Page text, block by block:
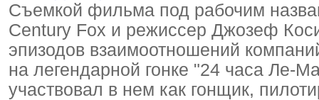
Съемкой фильма под рабочим
Century Fox и режиссер Джозеф
эпизодов взаимоотношений
на легендарной гонке "24 часа Ле-
участвовал в нем как гонщик,